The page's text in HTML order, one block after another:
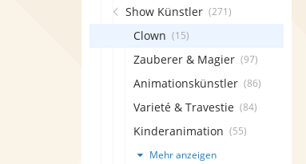
Show Künstler (271)
Clown (15)
Zauberer & Magier (97)
Animationskünstler (86)
Varieté & Travestie (84)
Kinderanimation (55)
Mehr anzeigen